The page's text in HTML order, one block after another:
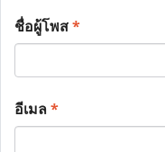
ชื่อผู้โพส*
อีเมล*